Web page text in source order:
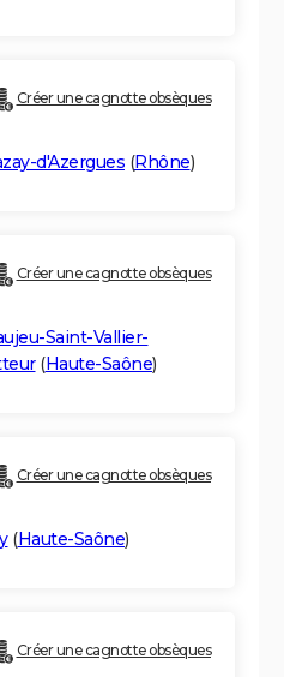
Créer une cagnotte obsèques
d'Azergues (Rhône)
Créer une cagnotte obsèques
Saint-Vallier-
(Haute-Saône)
Créer une cagnotte obsèques
(Haute-Saône)
Créer une cagnotte obsèques